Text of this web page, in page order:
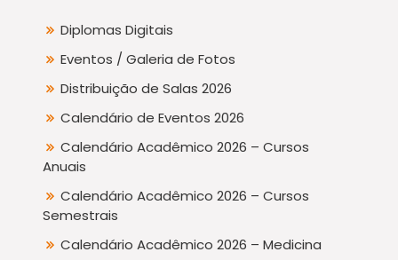
Diplomas Digitais
Eventos / Galeria de Fotos
Distribuição de Salas 2026
Calendário de Eventos 2026
Calendário Acadêmico 2026 – Cursos
Anuais
Calendário Acadêmico 2026 – Cursos
Semestrais
Calendário Acadêmico 2026 – Medicina